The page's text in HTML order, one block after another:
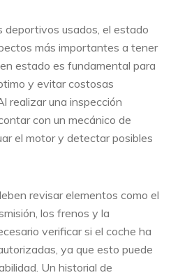
deportivos usados, el estado
más importantes a tener
estado es fundamental para
y evitar costosas
realizar una inspección
con un mecánico de
el motor y detectar posibles
revisar elementos como el
los frenos y la
verificar si el coche ha
ya que esto puede
Un historial de